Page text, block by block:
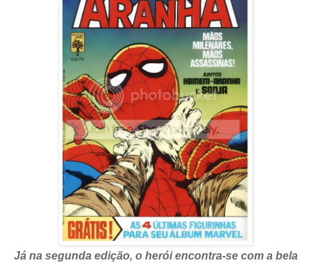
Já na segunda edição, o herói encontra-se com a bela